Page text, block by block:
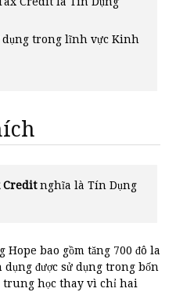
dụng trong lĩnh vực Kinh
Creditnghĩa là Tín Dụng
bao gồm tăng 700 đô la
được sử dụng trong bốn
trung học thay vì chỉ hai